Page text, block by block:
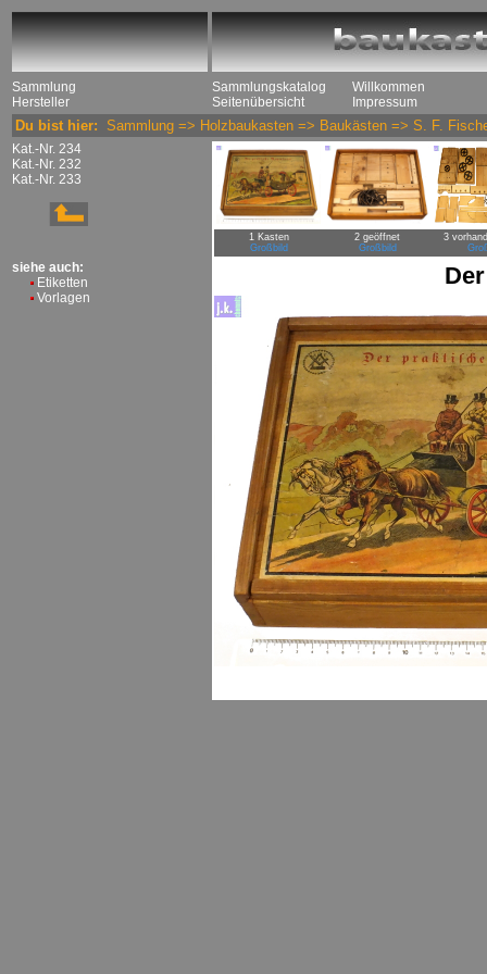
Sammlung
Hersteller
Sammlungskatalog
Seitenübersicht
Willkommen
Impressum
Du bist hier: Sammlung => Holzbaukasten => Baukästen => S. F.
Kat.-Nr. 234
Kat.-Nr. 232
Kat.-Nr. 233
siehe auch:
Etiketten
Vorlagen
1 Kasten
Großbild
2 geöffnet
Großbild
3